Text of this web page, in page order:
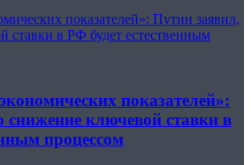
показателей»: Путин заявил,
ставки в РФ будет естественным
показателей»:
снижение ключевой ставки в
процессом